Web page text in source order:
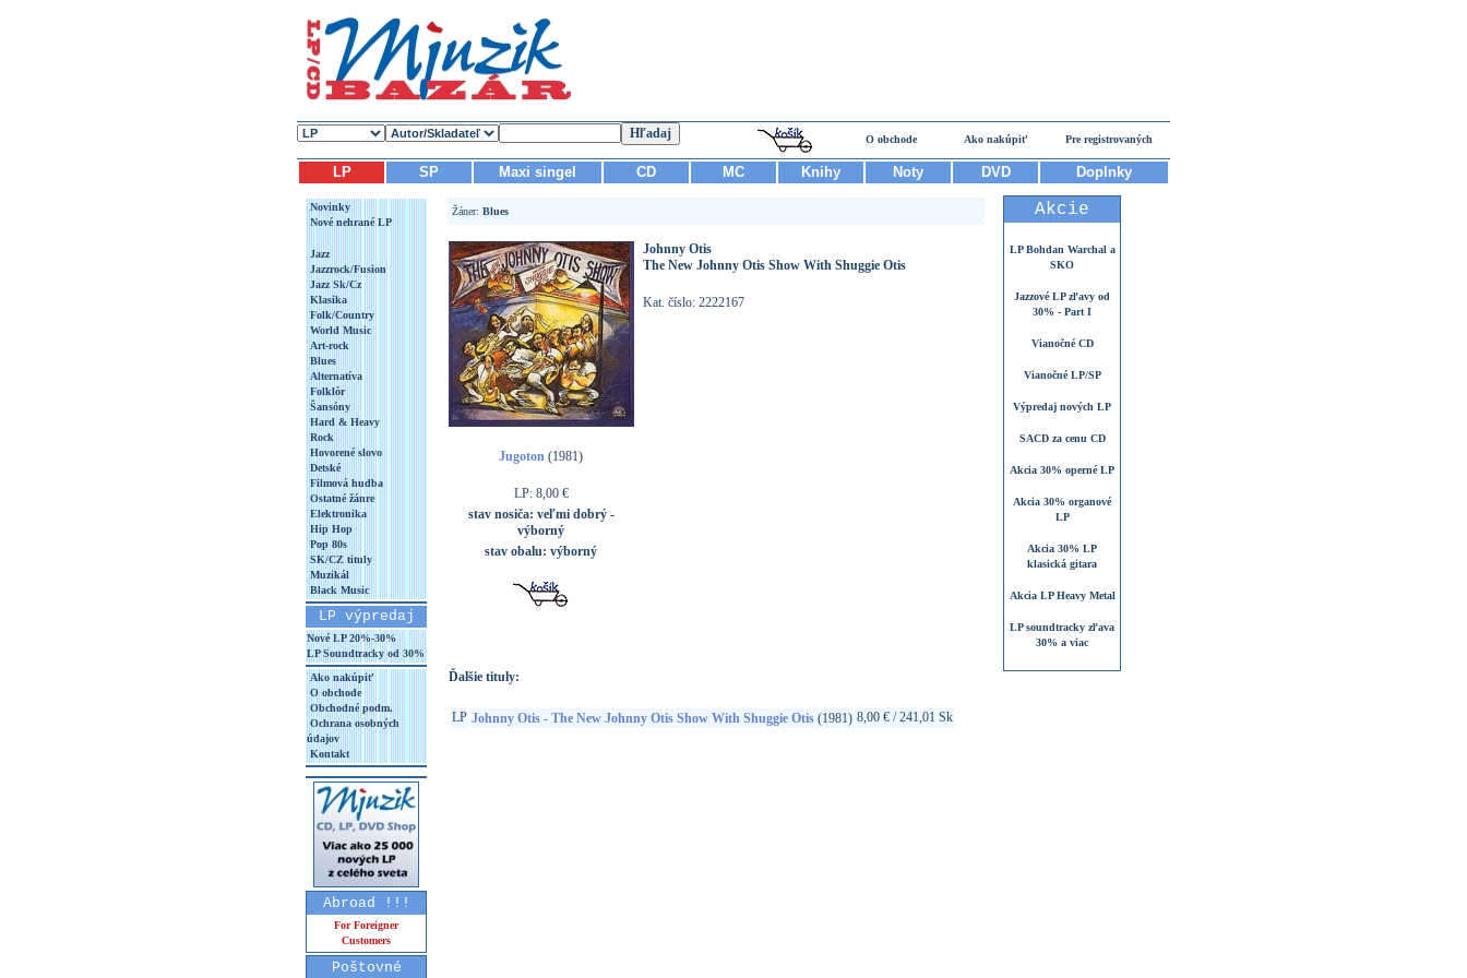
O obchode Ako nakúpiť Pre registrovaných
LP SP Maxi singel CD MC Knihy Noty DVD Doplnky
Novinky
Nové nehrané LP
Jazz
Jazzrock/Fusion
Jazz Sk/Cz
Klasika
Folk/Country
World Music
Art-rock
Blues
Alternatíva
Folklór
Šansóny
Hard & Heavy
Rock
Hovorené slovo
Detské
Filmová hudba
Ostatné žánre
Elektronika
Hip Hop
Pop 80s
SK/CZ tituly
Muzikál
Black Music
LP výpredaj
Nové LP 20%-30%
LP Soundtracky od 30%
Ako nakúpiť
O obchode
Obchodné podm.
Ochrana osobných
údajov
Kontakt
Abroad !!!
For Foreigner
Customers
Poštovné
Žáner: Blues
Jugoton (1981)
LP: 8,00 €
stav nosiča: veľmi dobrý -
výborný
stav obalu: výborný
Johnny Otis
The New Johnny Otis Show With Shuggie Otis
Kat. číslo: 2222167
Ďalšie tituly:
LP Johnny Otis - The New Johnny Otis Show With Shuggie Otis(1981) 8,00 € / 241,01 Sk
Akcie
LP Bohdan Warchal a
SKO
Jazzové LP zľavy od
30% - Part I
Vianočné CD
Vianočné LP/SP
Výpredaj nových LP
SACD za cenu CD
Akcia 30% operné LP
Akcia 30% organové
LP
Akcia 30% LP
klasická gitara
Akcia LP Heavy Metal
LP soundtracky zľava
30% a viac